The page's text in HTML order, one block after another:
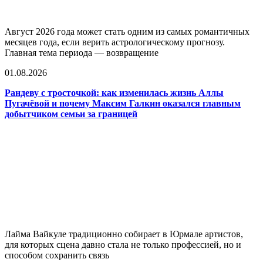
Август 2026 года может стать одним из самых романтичных
месяцев года, если верить астрологическому прогнозу.
Главная тема периода — возвращение
01.08.2026
Рандеву с тросточкой: как изменилась жизнь Аллы
Пугачёвой и почему Максим Галкин оказался главным
добытчиком семьи за границей
Лайма Вайкуле традиционно собирает в Юрмале артистов,
для которых сцена давно стала не только профессией, но и
способом сохранить связь